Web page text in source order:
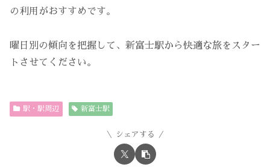
の利用がおすすめです。
曜日別の傾向を把握して、新富士駅から快適な旅をスター
トさせてください。
駅・駅周辺 新富士駅
シェアする